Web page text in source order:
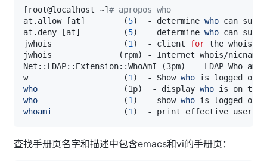
[ root@localhost ~] # apropos who
at.allow
[at] (5)
  - determine
who can
at.deny
[at] (5)
  - determine
who can
jwhois
(1 )
  - client
for the whois
jwhois
( rpm)
Net::LDAP::Extension::WhoAmI
(3pm)
w
(1 )
  - Show
who
who
(1p)
  - display
who
who
(1 )
  - show
who
whoami
(1 )
查找手册页名字和描述中包含emacs和vi的手册页：